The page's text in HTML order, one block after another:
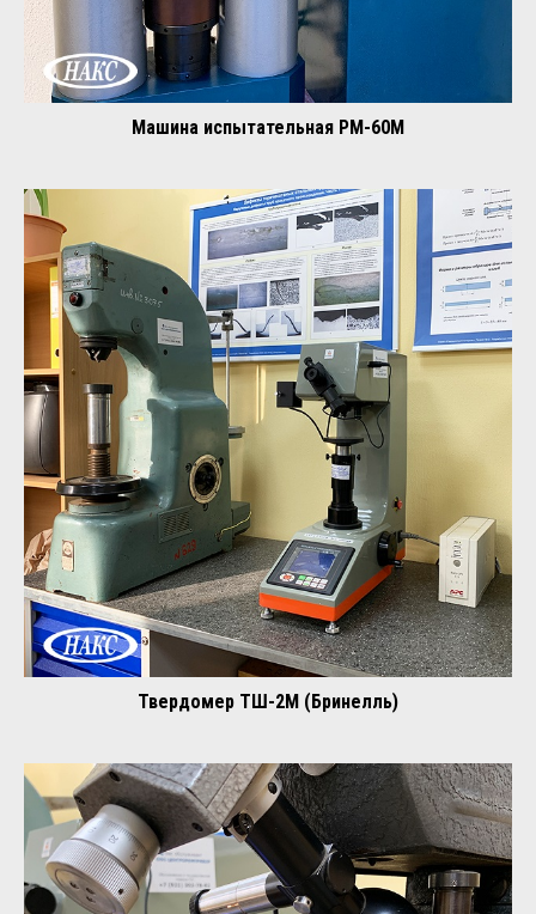
Машина испытательная РМ-60М
Твердомер ТШ-2М (Бринелль)